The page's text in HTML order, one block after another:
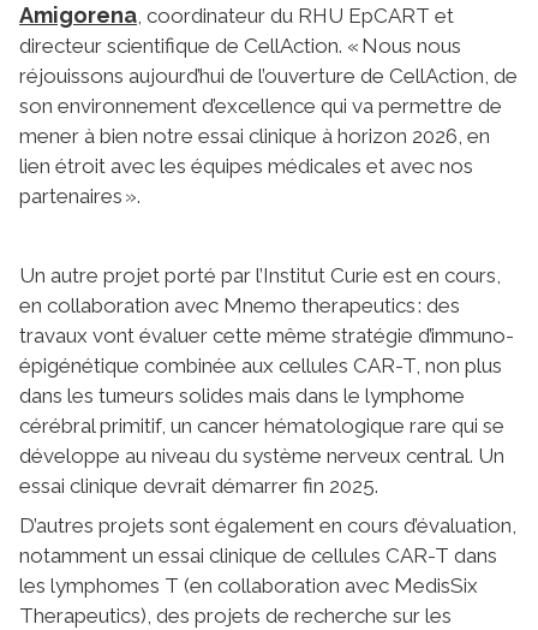
Amigorena, coordinateur du RHU EpCART et
directeur scientifique de CellAction. « Nous nous
réjouissons aujourd’hui de l’ouverture de CellAction, de
son environnement d’excellence qui va permettre de
mener à bien notre essai clinique à horizon 2026, en
lien étroit avec les équipes médicales et avec nos
partenaires ».
Un autre projet porté par l’Institut Curie est en cours,
en collaboration avec Mnemo therapeutics : des
travaux vont évaluer cette même stratégie d’immuno-
épigénétique combinée aux cellules CAR-T, non plus
dans les tumeurs solides mais dans le lymphome
cérébral primitif, un cancer hématologique rare qui se
développe au niveau du système nerveux central. Un
essai clinique devrait démarrer fin 2025.
D’autres projets sont également en cours d’évaluation,
notamment un essai clinique de cellules CAR-T dans
les lymphomes T (en collaboration avec MedisSix
Therapeutics), des projets de recherche sur les